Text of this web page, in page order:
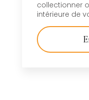
collectionner
intérieure de